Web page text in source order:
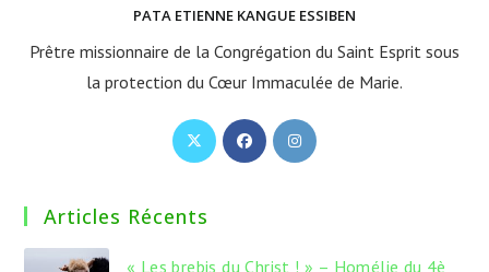
PATA ETIENNE KANGUE ESSIBEN
Prêtre missionnaire de la Congrégation du Saint Esprit sous
la protection du Cœur Immaculée de Marie.
S’ouvre
dans
S’ouvre
dans
S’ouvre
Articles Récents
« Les brebis du Christ ! » – Homélie du 4è